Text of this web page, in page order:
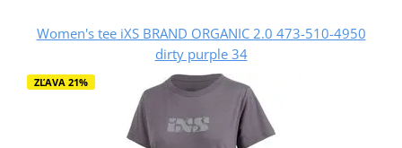
Women's tee iXS BRAND ORGANIC 2.0 473-510-4950
dirty purple 34
ZĽAVA 21%